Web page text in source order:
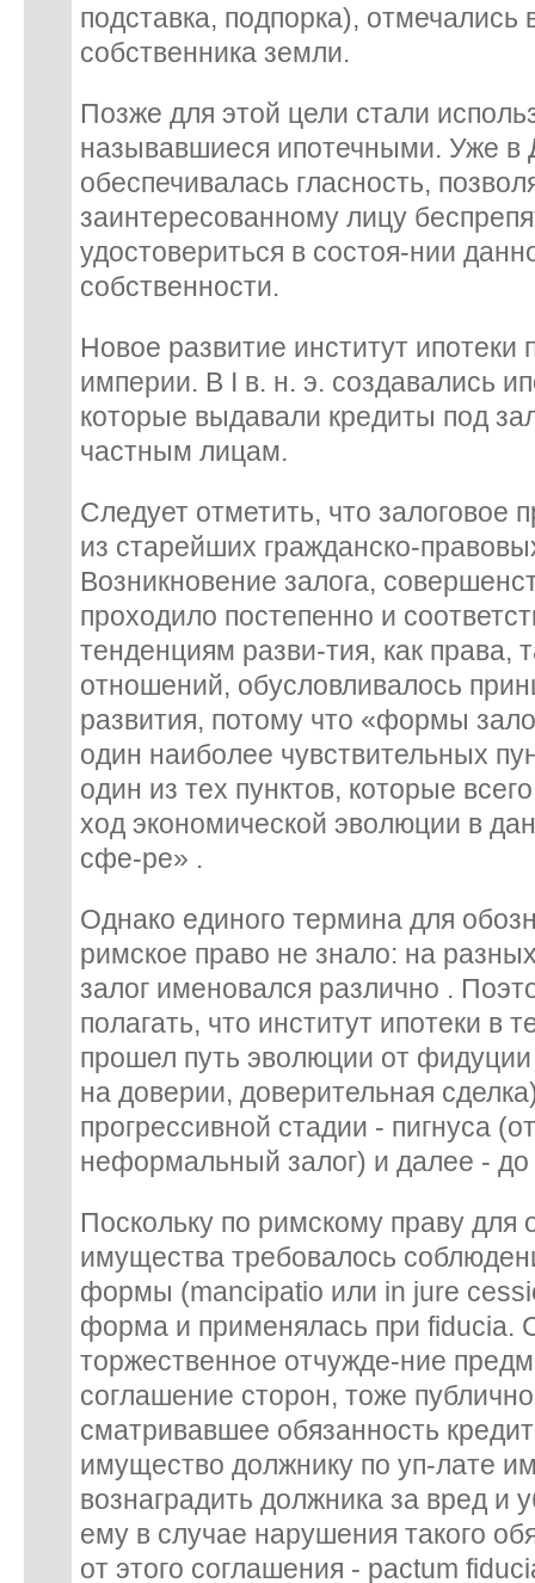
подставка, подпорка), отмечались
собственника земли.
Позже для этой цели стали
называвшиеся ипотечными. Уже в
обеспечивалась гласность,
заинтересованному лицу
удостовериться в состоя-нии
собственности.
Новое развитие институт ипотеки
империи. В I в. н. э. создавались
которые выдавали кредиты под
частным лицам.
Следует отметить, что залоговое
из старейших гражданско-
Возникновение залога,
проходило постепенно и
тенденциям разви-тия, как права,
отношений, обусловливалось
развития, потому что «формы
один наиболее чувствительных
один из тех пунктов, которые
ход экономической эволюции в
сфе-ре» .
Однако единого термина для
римское право не знало: на
залог именовался различно .
полагать, что институт ипотеки в
прошел путь эволюции от фидуции
на доверии, доверительная
прогрессивной стадии - пигнуса
неформальный залог) и далее - до
Поскольку по римскому праву для
имущества требовалось
формы (mancipatio или in jure
форма и применялась при fiducia.
торжественное отчужде-ние
соглашение сторон, тоже
сматривавшее обязанность
имущество должнику по уп-лате
вознаградить должника за вред и
ему в случае нарушения такого
от этого соглашения - pactum